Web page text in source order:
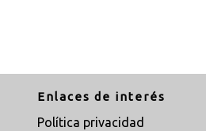
Enlaces de interés
Política privacidad